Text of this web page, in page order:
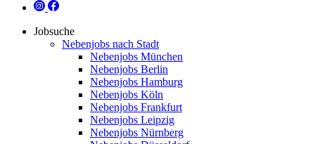
Jobsuche
Nebenjobs nach Stadt
Nebenjobs München
Nebenjobs Berlin
Nebenjobs Hamburg
Nebenjobs Köln
Nebenjobs Frankfurt
Nebenjobs Leipzig
Nebenjobs Nürnberg